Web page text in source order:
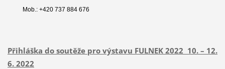
Mob.: +420 737 884 676
Přihláška do soutěže pro výstavu FULNEK 2022 10. – 12.
6. 2022